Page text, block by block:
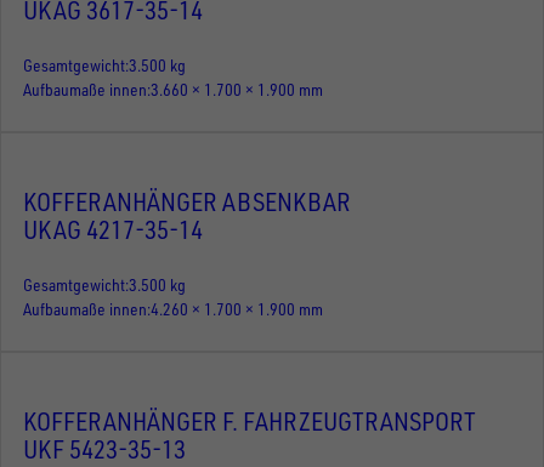
UKAG 3617-35-14
Gesamtgewicht3.500 kg
Aufbaumaße innen 3.660 × 1.700 × 1.900 mm
KOFFERANHÄNGER ABSENKBAR
UKAG 4217-35-14
Gesamtgewicht3.500 kg
Aufbaumaße innen 4.260 × 1.700 × 1.900 mm
KOFFERANHÄNGER F. FAHRZEUGTRANSPORT
UKF 5423-35-13